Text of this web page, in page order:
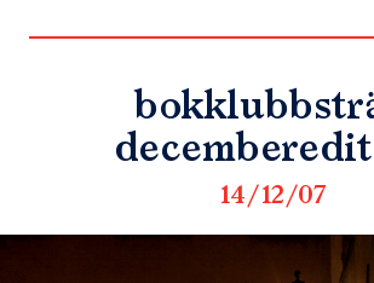
14/12/07